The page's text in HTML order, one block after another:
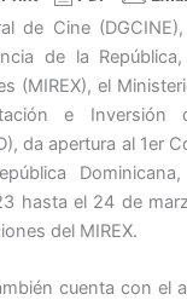
de Cine
de la
(MIREX), el
e Inversión
da apertura al 1er
Dominicana,
hasta el 24 de
del MIREX.
cuenta con el